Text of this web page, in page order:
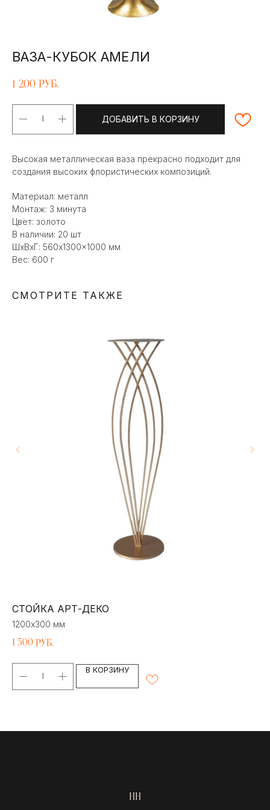
ВАЗА-КУБОК АМЕЛИ
1 200 руб.
ДОБАВИТЬ В КОРЗИНУ
Высокая металлическая ваза прекрасно подходит для
создания высоких флористических композиций.
Материал: металл
Монтаж: 3 минута
Цвет: золото
В наличии: 20 шт
ШxВxГ: 560x1300x1000 мм
Вес: 600 г
СМОТРИТЕ ТАКЖЕ
СТОЙКА АРТ-ДЕКО
1200х300 мм
1 500 руб.
В КОРЗИНУ
НН